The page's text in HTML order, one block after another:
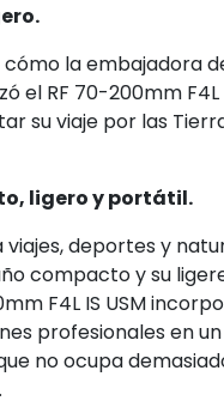
la embajadora
el RF 70-200mm F4L
su viaje por las
ligero y portátil.
viajes, deportes y
compacto y su
F4L IS USM
profesionales en
no ocupa